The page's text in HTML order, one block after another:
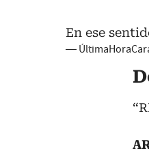
En ese
—